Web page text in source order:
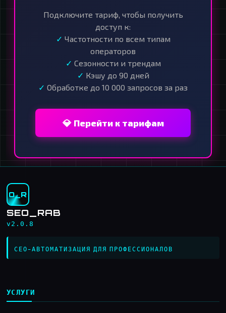
Подключите тариф, чтобы получить
доступ к:
✓ Частотности по всем типам
операторов
✓ Сезонности и трендам
✓ Кэшу до 90 дней
✓ Обработке до 10 000 запросов за раз
💎 Перейти к тарифам
O_R
SEO_RAB
v2.0.8
СЕО-АВТОМАТИЗАЦИЯ ДЛЯ ПРОФЕССИОНАЛОВ
УСЛУГИ